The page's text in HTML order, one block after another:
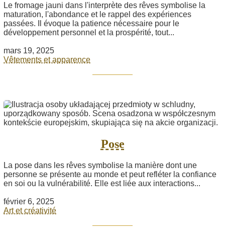
Le fromage jauni dans l'interprète des rêves symbolise la
maturation, l'abondance et le rappel des expériences
passées. Il évoque la patience nécessaire pour le
développement personnel et la prospérité, tout...
mars 19, 2025
Vêtements et apparence
Pose
La pose dans les rêves symbolise la manière dont une
personne se présente au monde et peut refléter la confiance
en soi ou la vulnérabilité. Elle est liée aux interactions...
février 6, 2025
Art et créativité